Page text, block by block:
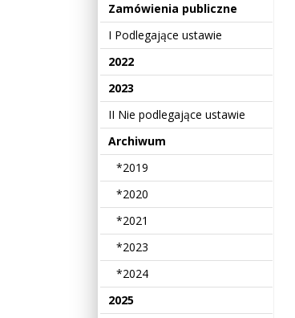
Zamówienia publiczne
I Podlegające ustawie
2022
2023
II Nie podlegające ustawie
Archiwum
*2019
*2020
*2021
*2023
*2024
2025